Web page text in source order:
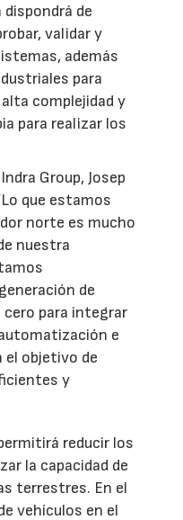
de
validar y
además
para
complejidad y
para realizar los
Group, Josep
que estamos
norte es mucho
nuestra
de
cero para integrar
e
objetivo de
y
reducir los
la capacidad de
terrestres. En el
vehículos en el